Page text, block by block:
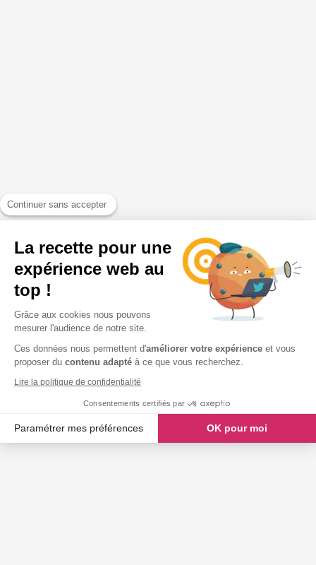
Continuer sans accepter
La recette pour une
expérience web au
top !
Grâce aux cookies nous pouvons
mesurer l'audience de notre site.
Ces données nous permettent d'améliorer votre expérience et vous
proposer du contenu adapté à ce que vous recherchez.
Lire la politique de confidentialité
Consentements certifiés par
Paramétrer mes préférences OK pour moi